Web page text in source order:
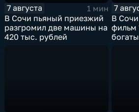
7 августа
1 мин
В Сочи пьяный приезжий
разгромил две машины на
420 тыс. рублей
7
В
фильм